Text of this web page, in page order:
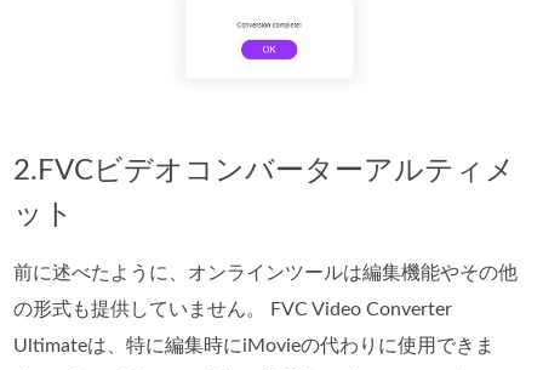
2.FVCビデオコンバーターアルティメ
ット
前に述べたように、オンラインツールは編集機能やその他
の形式も提供していません。 FVC Video Converter
Ultimateは、特に編集時にiMovieの代わりに使用できま